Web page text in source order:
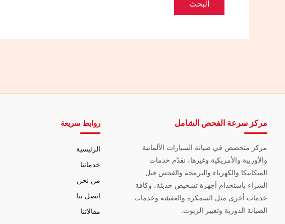
مركز سرعة الفحص الشامل
مركز متخصص في صيانة السيارات الألمانية
والأوربية والأمريكية وغيرها، نقدّم خدمات
الميكانيكا والكهرباء والبرمجة والفحص قبل
الشراء باستخدام أجهزة تشخيص حديثة، وكافة
خدمات أخرى مثل السمكرة والعفشة وخدمات
الصيانة الدورية وتغيير الزيوت.
روابط سريعة
الرئيسية
خدماتنا
من نحن
اتصل بنا
مقالاتنا